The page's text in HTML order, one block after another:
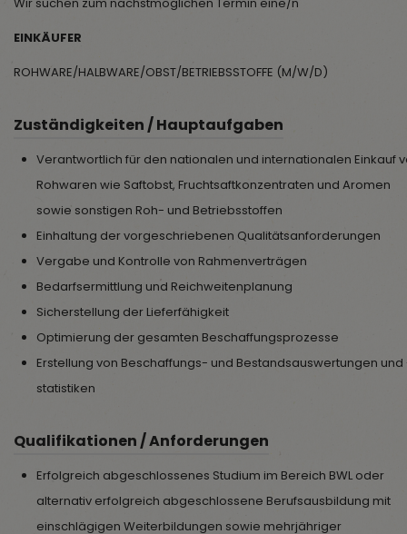
EINKÄUFER
ROHWARE/HALBWARE/OBST/BETRIEBSSTOFFE (M/W/D)
Zuständigkeiten / Hauptaufgaben
Verantwortlich für den nationalen und internationalen Einkauf
Rohwaren wie Saftobst, Fruchtsaftkonzentraten und Aromen
sowie sonstigen Roh- und Betriebsstoffen
Einhaltung der vorgeschriebenen Qualitätsanforderungen
Vergabe und Kontrolle von Rahmenverträgen
Bedarfsermittlung und Reichweitenplanung
Sicherstellung der Lieferfähigkeit
Optimierung der gesamten Beschaffungsprozesse
Erstellung von Beschaffungs- und Bestandsauswertungen
statistiken
Qualifikationen / Anforderungen
Erfolgreich abgeschlossenes Studium im Bereich BWL oder
alternativ erfolgreich abgeschlossene Berufsausbildung mit
einschlägigen Weiterbildungen sowie mehrjähriger